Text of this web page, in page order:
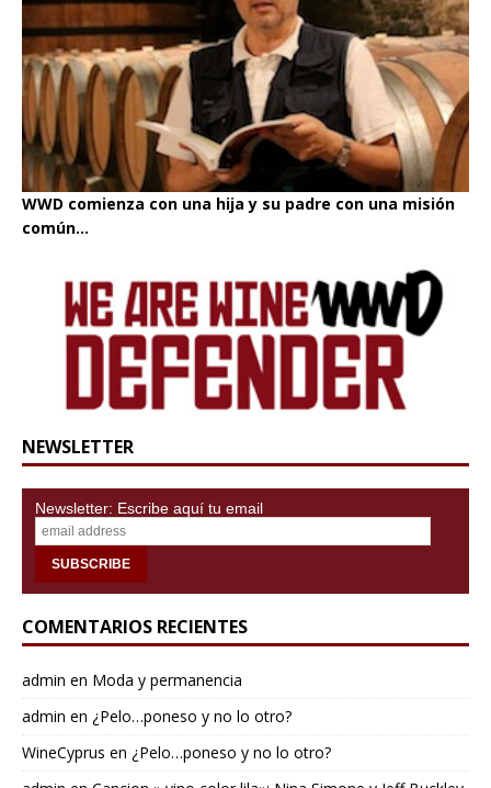
WWD comienza con una hija y su padre con una misión
común...
NEWSLETTER
Newsletter: Escribe aquí tu email
COMENTARIOS RECIENTES
admin en Moda y permanencia
admin en ¿Pelo…poneso y no lo otro?
WineCyprus en ¿Pelo…poneso y no lo otro?